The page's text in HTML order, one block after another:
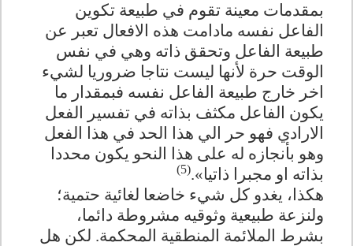
بمقدمات معينة تقوم في طبيعة تكوين
الفاعل نفسه مادامت هذه الافعال تعبر عن
طبيعة الفاعل وتحقق ذاته وهي في نفس
الوقت حرة لأنها ليست نتاجا ضروريا لشيء
اخر خارج طبيعة الفاعل نفسه فبمقدار ما
يكون الفاعل مكثف بذاته في تفسير الفعل
الارادي فهو حر الي هذا الحد في هذا الفعل
وهو بأنجازه له على هذا النحو يكون محددا
بذاته او مجبرا ذاتيا».(5)
هكذا، يغدو كل شيء خاضعا لغائية حتمية؛
ولنزعة طبيعية وثوقيه مشروطة دائما،
بشرط الملائمة المنطقية المحكمة. لكن هل